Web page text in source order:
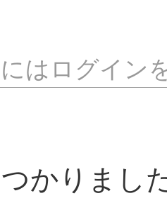
はログイン
かりまし